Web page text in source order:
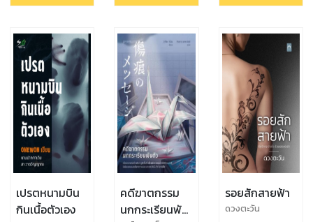
เปรตหนามบิน
กินเนื้อตัวเอง
คดีฆาตกรรม
นกกระเรียนพัน
รอยสักสายฟ้า
ดวงตะวัน